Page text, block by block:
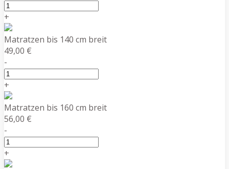
+
Matratzen bis 140 cm breit
49,00 €
-
+
Matratzen bis 160 cm breit
56,00 €
-
+